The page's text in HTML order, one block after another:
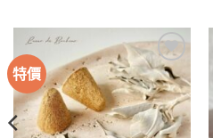
特價
加入
收藏